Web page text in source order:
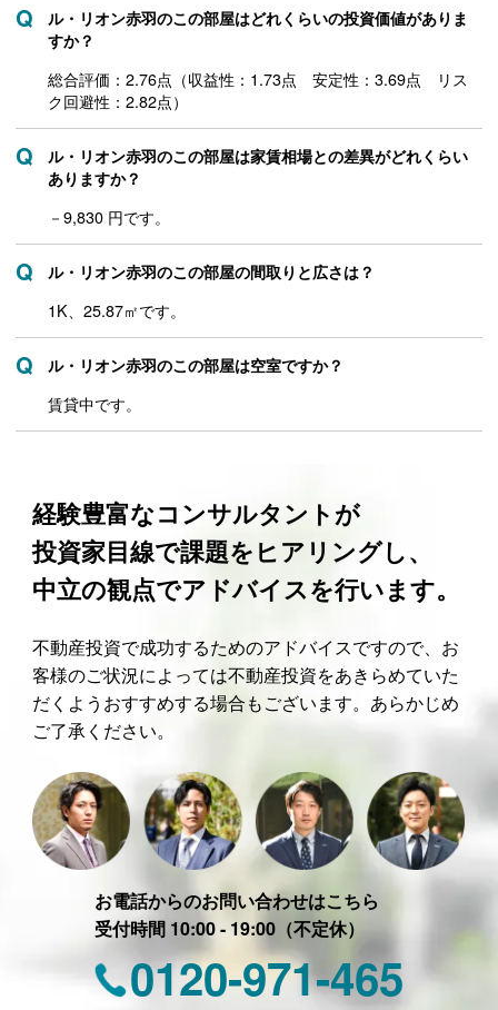
ル・リオン赤羽のこの部屋はどれくらいの投資価値がありま
すか？
総合評価：2.76点（収益性：1.73点 安定性：3.69点 リス
ク回避性：2.82点）
ル・リオン赤羽のこの部屋は家賃相場との差異がどれくらい
ありますか？
－9,830 円です。
ル・リオン赤羽のこの部屋の間取りと広さは？
1K、25.87㎡です。
ル・リオン赤羽のこの部屋は空室ですか？
賃貸中です。
経験豊富なコンサルタントが
投資家目線で課題をヒアリングし、
中立の観点でアドバイスを行います。
不動産投資で成功するためのアドバイスですので、お
客様のご状況によっては不動産投資をあきらめていた
だくようおすすめする場合もございます。あらかじめ
ご了承ください。
お電話からのお問い合わせはこちら
受付時間 10:00 - 19:00（不定休）
0120-971-465